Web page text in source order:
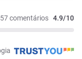
comentários 4.9/10